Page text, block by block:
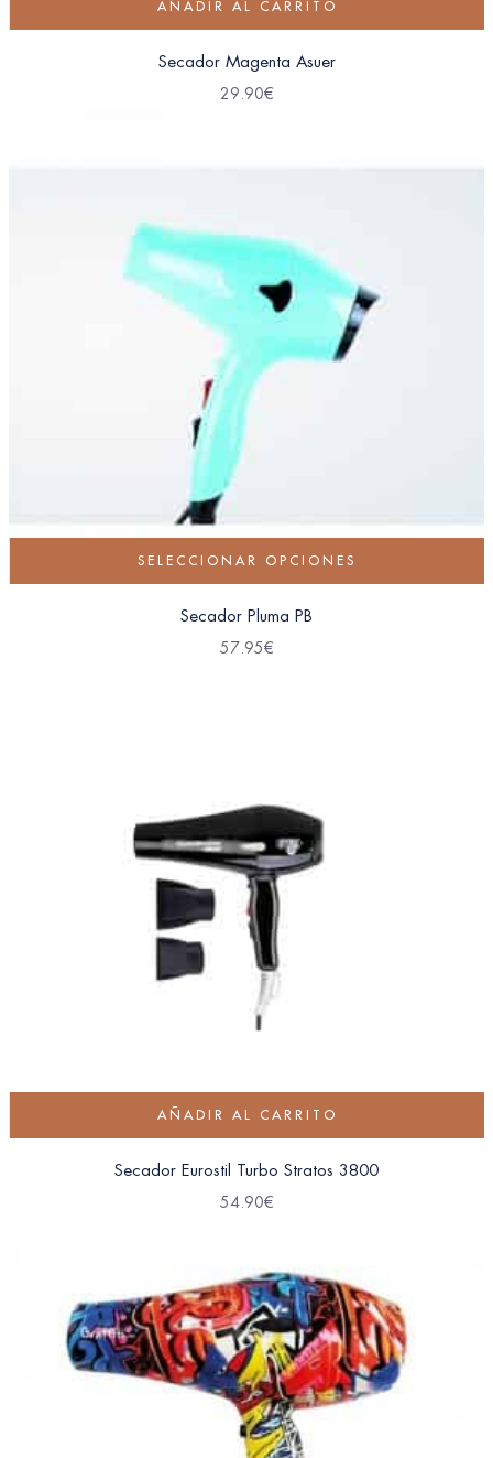
AÑADIR AL CARRITO
Secador Magenta Asuer
29.90€
SELECCIONAR OPCIONES
Secador Pluma PB
57.95€
AÑADIR AL CARRITO
Secador Eurostil Turbo Stratos 3800
54.90€